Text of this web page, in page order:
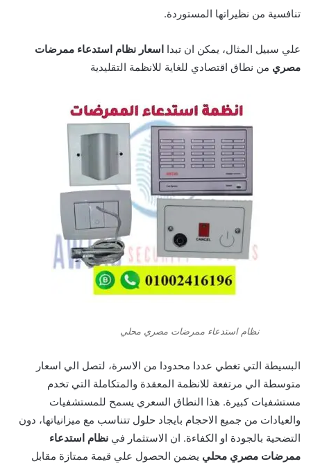
تنافسية من نظيراتها المستوردة.
علي سبيل المثال، يمكن ان تبدا اسعار نظام استدعاء ممرضات
مصري من نطاق اقتصادي للغاية للانظمة التقليدية
نظام استدعاء ممرضات مصري محلي
البسيطة التي تغطي عددا محدودا من الاسرة، لتصل الي اسعار
متوسطة الي مرتفعة للانظمة المعقدة والمتكاملة التي تخدم
مستشفيات كبيرة. هذا النطاق السعري يسمح للمستشفيات
والعيادات من جميع الاحجام بايجاد حلول تتناسب مع ميزانياتها، دون
التضحية بالجودة او الكفاءة. ان الاستثمار في نظام استدعاء
ممرضات مصري محلي يضمن الحصول علي قيمة ممتازة مقابل